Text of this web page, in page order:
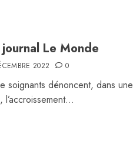
Le Monde
2022 0
soignants dénoncent, dans une